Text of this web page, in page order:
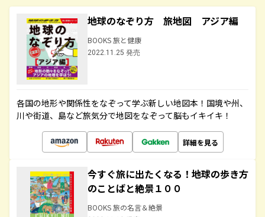
地球のなぞり方 旅地図 アジア編
BOOKS 旅と健康
2022.11.25 発売
各国の地形や関係性をなぞって学ぶ新しい地図本！国境や州、
川や街道、島など旅気分で地図をなぞって脳もイキイキ！
詳細を見る
今すぐ旅に出たくなる！地球の歩き方
のことばと絶景１００
BOOKS 旅の名言＆絶景